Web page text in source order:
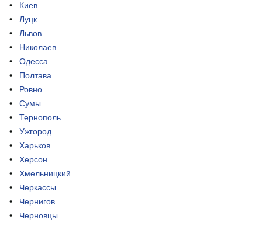
Киев
Луцк
Львов
Николаев
Одесса
Полтава
Ровно
Сумы
Тернополь
Ужгород
Харьков
Херсон
Хмельницкий
Черкассы
Чернигов
Черновцы